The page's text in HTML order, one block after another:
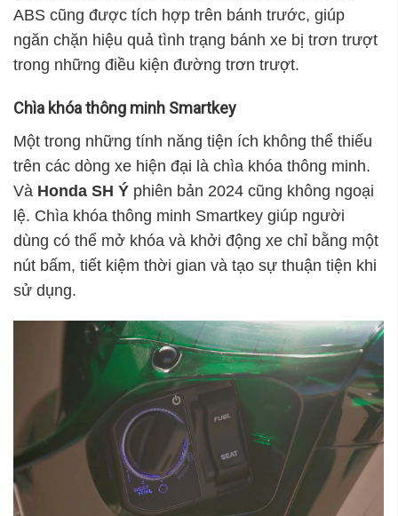
ABS cũng được tích hợp trên bánh trước, giúp
ngăn chặn hiệu quả tình trạng bánh xe bị trơn trượt
trong những điều kiện đường trơn trượt.
Chìa khóa thông minh Smartkey
Một trong những tính năng tiện ích không thể thiếu
trên các dòng xe hiện đại là chìa khóa thông minh.
Và Honda SH Ý phiên bản 2024 cũng không ngoại
lệ. Chìa khóa thông minh Smartkey giúp người
dùng có thể mở khóa và khởi động xe chỉ bằng một
nút bấm, tiết kiệm thời gian và tạo sự thuận tiện khi
sử dụng.